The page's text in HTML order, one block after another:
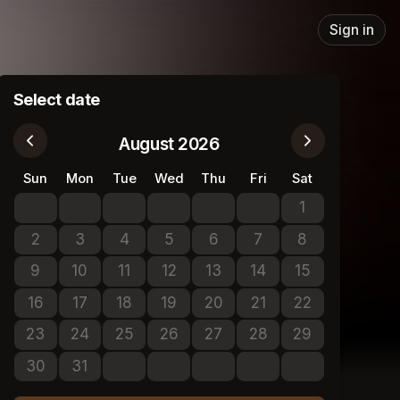
Sign in
Select date
August 2026
Sun Mon Tue Wed Thu Fri Sat
1No tickets
2No tickets available
3
No tickets available
4No tickets available
5
No tickets available
6No tickets available
7No tickets available
8No tickets
9No tickets available
10No tickets available
11No tickets available
12No tickets available
13No tickets available
14No tickets available
15No tickets
16No tickets available
17No tickets available
18No tickets available
19No tickets available
20No tickets available
21No tickets available
22No tickets
23No tickets available
24No tickets available
25No tickets available
26No tickets available
27No tickets available
28No tickets available
29No tickets
30
No tickets available
31No tickets available